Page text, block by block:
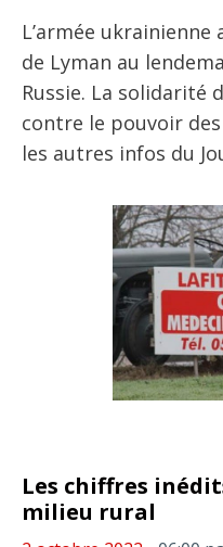
L’armée
de Lyman au
Russie. La solidarité
contre le pouvoir
les autres infos du
Les chiffres
milieu rural